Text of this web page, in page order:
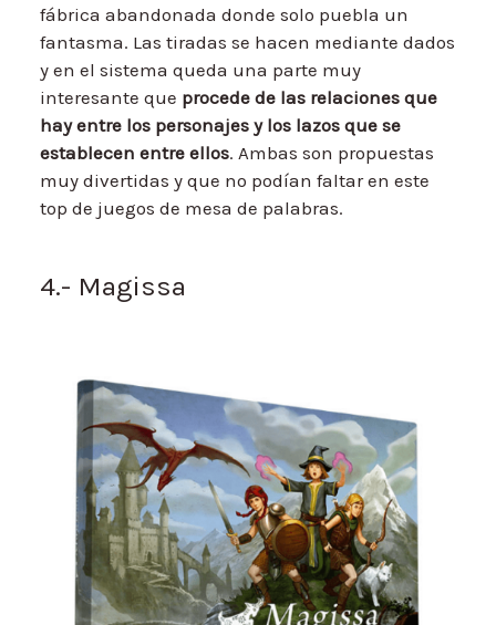
fábrica abandonada donde solo puebla un
fantasma. Las tiradas se hacen mediante dados
y en el sistema queda una parte muy
interesante que procede de las relaciones que
hay entre los personajes y los lazos que se
establecen entre ellos. Ambas son propuestas
muy divertidas y que no podían faltar en este
top de juegos de mesa de palabras.
4.- Magissa